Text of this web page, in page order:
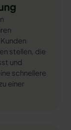
stellen, die
und
schnellere
einer